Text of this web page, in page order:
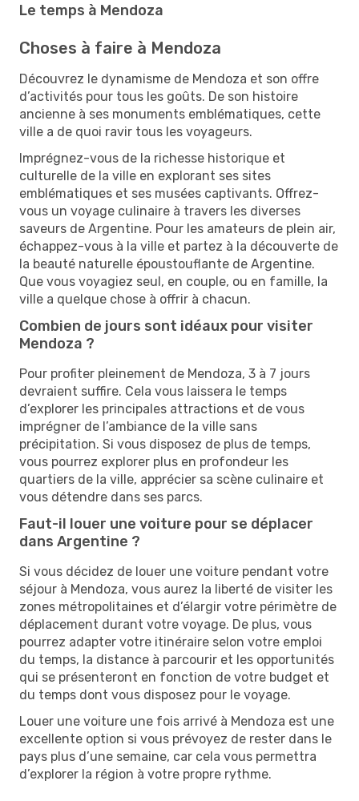
Le temps à Mendoza
Choses à faire à Mendoza
Découvrez le dynamisme de Mendoza et son offre
d’activités pour tous les goûts. De son histoire
ancienne à ses monuments emblématiques, cette
ville a de quoi ravir tous les voyageurs.
Imprégnez-vous de la richesse historique et
culturelle de la ville en explorant ses sites
emblématiques et ses musées captivants. Offrez-
vous un voyage culinaire à travers les diverses
saveurs de Argentine. Pour les amateurs de plein air,
échappez-vous à la ville et partez à la découverte de
la beauté naturelle époustouflante de Argentine.
Que vous voyagiez seul, en couple, ou en famille, la
ville a quelque chose à offrir à chacun.
Combien de jours sont idéaux pour visiter
Mendoza ?
Pour profiter pleinement de Mendoza, 3 à 7 jours
devraient suffire. Cela vous laissera le temps
d’explorer les principales attractions et de vous
imprégner de l’ambiance de la ville sans
précipitation. Si vous disposez de plus de temps,
vous pourrez explorer plus en profondeur les
quartiers de la ville, apprécier sa scène culinaire et
vous détendre dans ses parcs.
Faut-il louer une voiture pour se déplacer
dans Argentine ?
Si vous décidez de louer une voiture pendant votre
séjour à Mendoza, vous aurez la liberté de visiter les
zones métropolitaines et d’élargir votre périmètre de
déplacement durant votre voyage. De plus, vous
pourrez adapter votre itinéraire selon votre emploi
du temps, la distance à parcourir et les opportunités
qui se présenteront en fonction de votre budget et
du temps dont vous disposez pour le voyage.
Louer une voiture une fois arrivé à Mendoza est une
excellente option si vous prévoyez de rester dans le
pays plus d’une semaine, car cela vous permettra
d’explorer la région à votre propre rythme.